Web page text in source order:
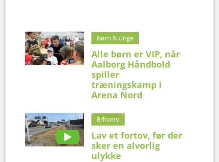
Børn & Unge
Alle børn er VIP, når
Aalborg Håndbold
spiller
træningskamp i
Arena Nord
Erhverv
Lav et fortov, før der
sker en alvorlig
ulykke